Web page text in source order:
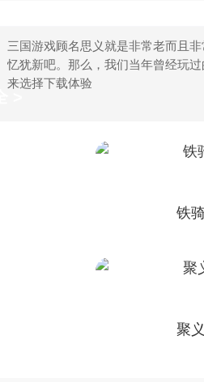
三国游戏顾名思义就是非常老而且
忆犹新吧。那么，我们当年曾经玩
来选择下载体验
铁
聚